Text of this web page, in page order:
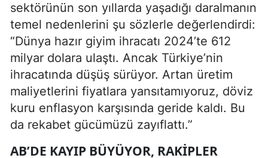
sektörünün son yıllarda yaşadığı daralmanın
temel nedenlerini şu sözlerle değerlendirdi:
“Dünya hazır giyim ihracatı 2024’te 612
milyar dolara ulaştı. Ancak Türkiye’nin
ihracatında düşüş sürüyor. Artan üretim
maliyetlerini fiyatlara yansıtamıyoruz, döviz
kuru enflasyon karşısında geride kaldı. Bu
da rekabet gücümüzü zayıflattı.”
AB’DE KAYIP BÜYÜYOR, RAKIPLER